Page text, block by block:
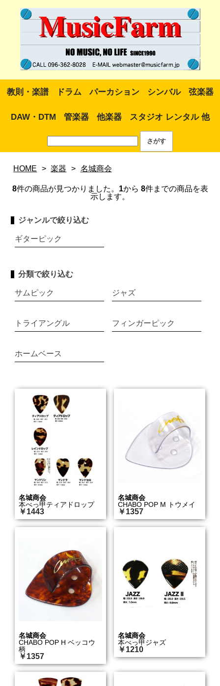
教則・楽譜 ドラム パーカション シンバル 弦楽器
DAW・DTM 管楽器 他楽器 スタジオ レンタル 他
HOME > 楽器 > 名城商会
8件の商品が見つかりました。 1から 8件までの商品を表
示します。
ジャンルで絞り込む
ギターピック
分類で絞り込む
サムピック ジャズ
トライアングル フィンガーピック
ホームベース
名城商会
本べっ甲ティアドロップ
￥1443
名城商会
CHABO POP M トウメイ
￥1357
名城商会
CHABO POP H ベッコウ
柄
￥1357
名城商会
本べっ甲ジャズ
￥1210